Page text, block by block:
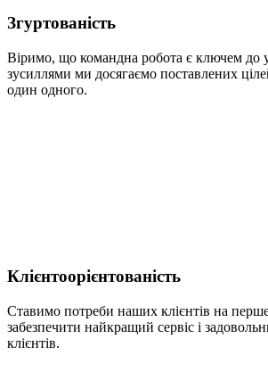
Згуртованість
Віримо, що командна робота є ключем до
зусиллями ми досягаємо поставлених
один одного.
Клієнтоорієнтованість
Ставимо потреби наших клієнтів на
забезпечити найкращий сервіс і
клієнтів.